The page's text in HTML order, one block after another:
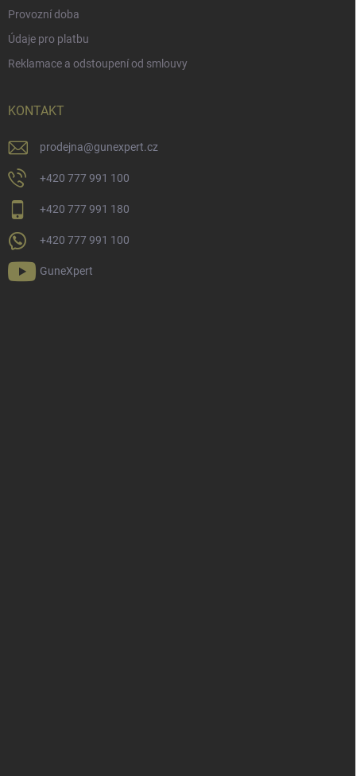
Provozní doba
Údaje pro platbu
Reklamace a odstoupení od smlouvy
KONTAKT
prodejna@gunexpert.cz
+420 777 991 100
+420 777 991 180
+420 777 991 100
GuneXpert